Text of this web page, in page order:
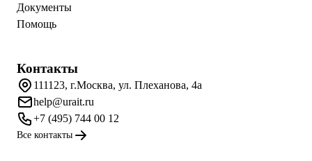
Документы
Помощь
Контакты
111123, г.Москва, ул. Плеханова, 4а
help@urait.ru
+7 (495) 744 00 12
Все контакты